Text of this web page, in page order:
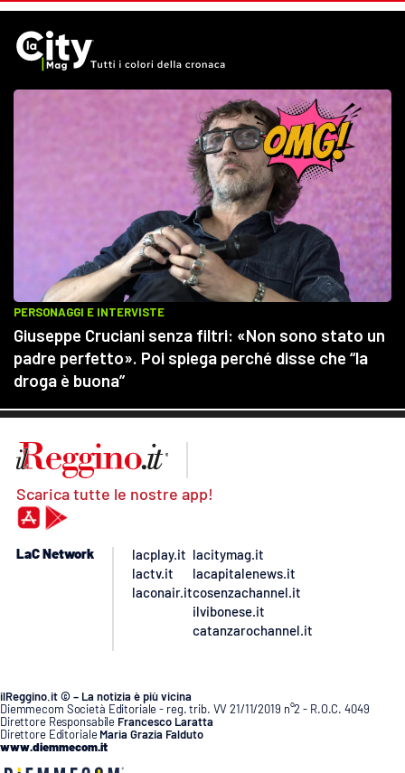
Scarica tutte le nostre app!
LaC Network
lacplay.it
lactv.it
laconair.it
lacitymag.it
lacapitalenews.it
cosenzachannel.it
ilvibonese.it
catanzarochannel.it
ilReggino.it © – La notizia è più vicina
Diemmecom Società Editoriale - reg. trib. VV 21/11/2019 n°2 - R.O.C. 4049
Direttore Responsabile Francesco Laratta
Direttore Editoriale Maria Grazia Falduto
www.diemmecom.it